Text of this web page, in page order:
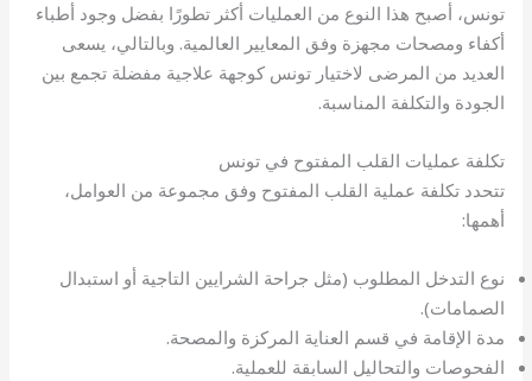
تونس، أصبح هذا النوع من العمليات أكثر تطورًا بفضل وجود أطباء
أكفاء ومصحات مجهزة وفق المعايير العالمية. وبالتالي، يسعى
العديد من المرضى لاختيار تونس كوجهة علاجية مفضلة تجمع بين
الجودة والتكلفة المناسبة.
تكلفة عمليات القلب المفتوح في تونس
تتحدد تكلفة عملية القلب المفتوح وفق مجموعة من العوامل،
أهمها:
نوع التدخل المطلوب (مثل جراحة الشرايين التاجية أو استبدال
الصمامات).
مدة الإقامة في قسم العناية المركزة والمصحة.
الفحوصات والتحاليل السابقة للعملية.